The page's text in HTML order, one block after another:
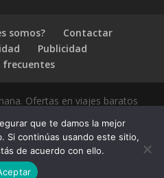
somos?
Contactar
Publicidad
frecuentes
Ofertas en viajes baratos
que te damos la mejor
Si continúas usando este sitio,
de acuerdo con ello.